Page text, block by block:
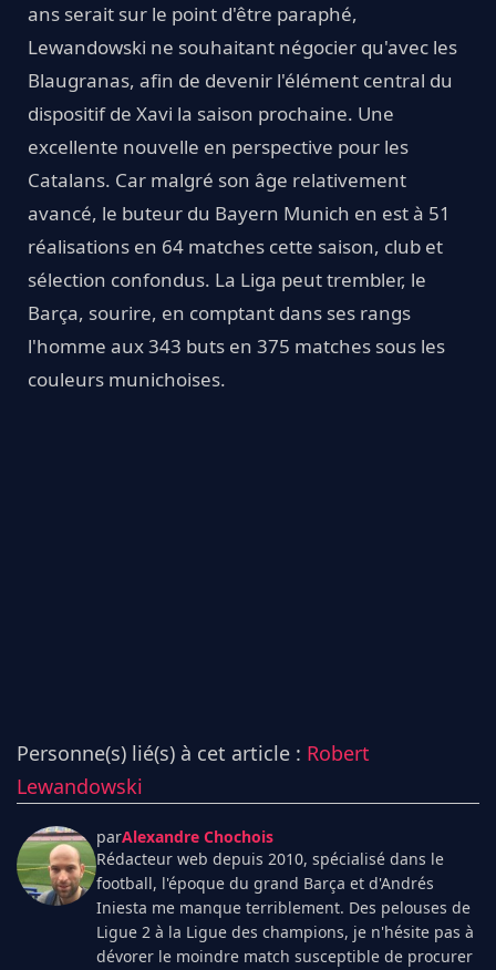
ans serait sur le point d'être paraphé,
Lewandowski ne souhaitant négocier qu'avec les
Blaugranas, afin de devenir l'élément central du
dispositif de Xavi la saison prochaine. Une
excellente nouvelle en perspective pour les
Catalans. Car malgré son âge relativement
avancé, le buteur du Bayern Munich en est à 51
réalisations en 64 matches cette saison, club et
sélection confondus. La Liga peut trembler, le
Barça, sourire, en comptant dans ses rangs
l'homme aux 343 buts en 375 matches sous les
couleurs munichoises.
Personne(s) lié(s) à cet article : Robert
Lewandowski
parAlexandre Chochois
Rédacteur web depuis 2010, spécialisé dans le
football, l'époque du grand Barça et d'Andrés
Iniesta me manque terriblement. Des pelouses de
Ligue 2 à la Ligue des champions, je n'hésite pas à
dévorer le moindre match susceptible de procurer